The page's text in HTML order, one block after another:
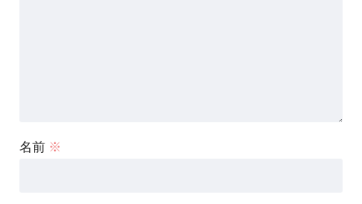
名前 ※